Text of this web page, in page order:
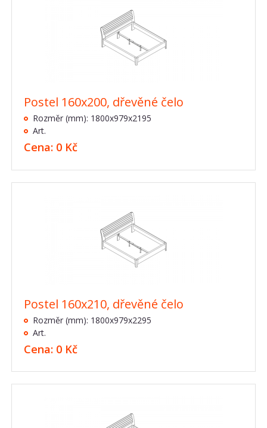
Postel 160x200, dřevěné čelo
Rozměr (mm): 1800x979x2195
Art.
Cena: 0 Kč
Postel 160x210, dřevěné čelo
Rozměr (mm): 1800x979x2295
Art.
Cena: 0 Kč